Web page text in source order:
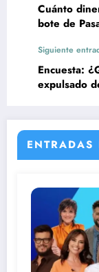
Cuánto
bote de
Siguiente
Encuesta:
expulsado